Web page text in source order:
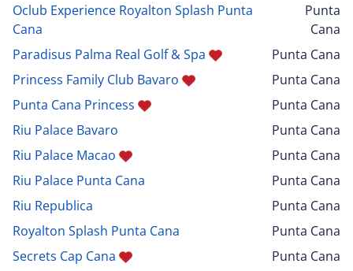
Oclub Experience Royalton Splash Punta
Cana
Punta
Cana
Paradisus Palma Real Golf & Spa
Punta Cana
Princess Family Club Bavaro
Punta Cana
Punta Cana Princess
Punta Cana
Riu Palace Bavaro
Punta Cana
Riu Palace Macao
Punta Cana
Riu Palace Punta Cana
Punta Cana
Riu Republica
Punta Cana
Royalton Splash Punta Cana
Punta Cana
Secrets Cap Cana
Punta Cana